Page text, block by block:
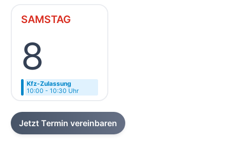
SAMSTAG
8
Kfz-Zulassung
10:00 - 10:30 Uhr
Jetzt Termin vereinbaren